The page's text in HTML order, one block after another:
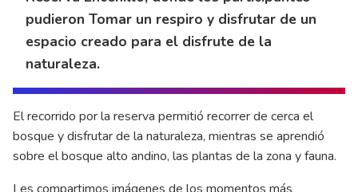
pudieron Tomar un respiro y disfrutar de un
espacio creado para el disfrute de la
naturaleza.
El recorrido por la reserva permitió recorrer de cerca el
bosque y disfrutar de la naturaleza, mientras se aprendió
sobre el bosque alto andino, las plantas de la zona y fauna.